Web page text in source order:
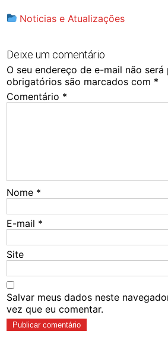
Noticias e Atualizações
Deixe um comentário
O seu endereço de e-mail não será
obrigatórios são marcados com *
Comentário *
Nome *
E-mail *
Site
Salvar meus dados neste
vez que eu comentar.